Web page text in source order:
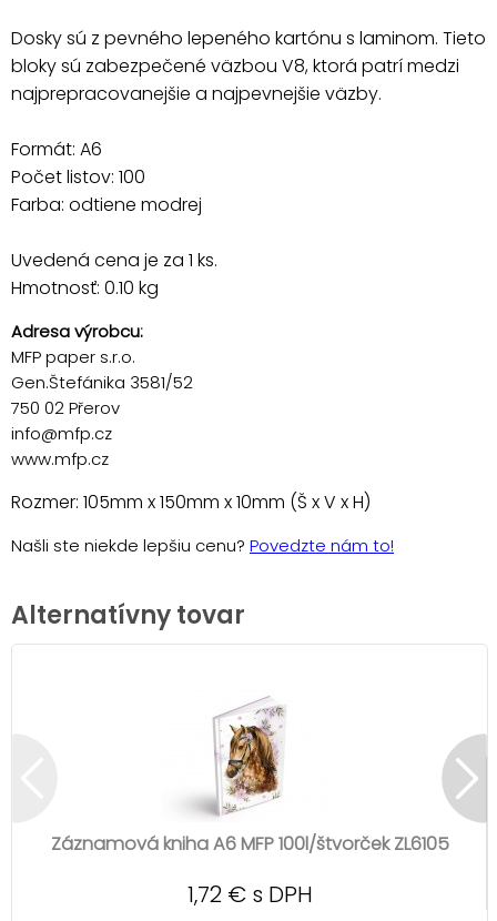
Dosky sú z pevného lepeného kartónu s laminom. Tieto
bloky sú zabezpečené väzbou V8, ktorá patrí medzi
najprepracovanejšie a najpevnejšie väzby.
Formát: A6
Počet listov: 100
Farba: odtiene modrej
Uvedená cena je za 1 ks.
Hmotnosť: 0.10 kg
Adresa výrobcu:
MFP paper s.r.o.
Gen.Štefánika 3581/52
750 02 Přerov
info@mfp.cz
www.mfp.cz
Rozmer: 105mm x 150mm x 10mm (Š x V x H)
Našli ste niekde lepšiu cenu? Povedzte nám to!
Alternatívny tovar
Záznamová kniha A6 MFP 100l/štvorček ZL6105
1,72 € s DPH